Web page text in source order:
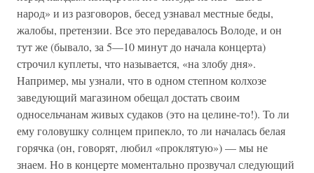
народ» и из разговоров, бесед узнавал местные беды,
жалобы, претензии. Все это передавалось Володе, и он
тут же (бывало, за 5—10 минут до начала концерта)
строчил куплеты, что называется, «на злобу дня».
Например, мы узнали, что в одном степном колхозе
заведующий магазином обещал достать своим
односельчанам живых судаков (это на целине-то!). То ли
ему головушку солнцем припекло, то ли началась белая
горячка (он, говорят, любил «проклятую») — мы не
знаем. Но в концерте моментально прозвучал следующий